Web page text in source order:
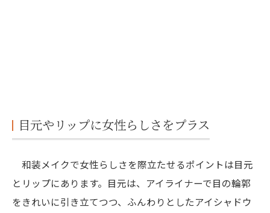
目元やリップに女性らしさをプラス
和装メイクで女性らしさを際立たせるポイントは目元
とリップにあります。目元は、アイライナーで目の輪郭
をきれいに引き立てつつ、ふんわりとしたアイシャドウ